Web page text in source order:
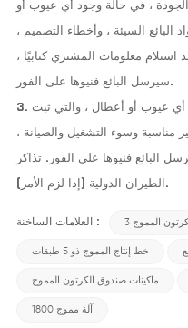
، في حالة وجود أي عيوب أو
البائع السيئة ، وأخطاء التصميم ،
استلام معلومات المشتري كتابيًا ،
سيرسل البائع فنيوها على الفور.
3. خلال فترة ضمان الجودة ، في حالة وجود أي عيوب أو أعطال ، والتي ثبت
مناسبة وسوء التشغيل والصيانة ،
البائع فنيوها على الفور. تذاكر
الطيران الدولية (إذا لزم الأمر).
العلامات الساخنة : المموج
خط إنتاج المموج ذو 5 طبقات
ماكينات صندوق الكرتون المموج
1800 آلة مموج